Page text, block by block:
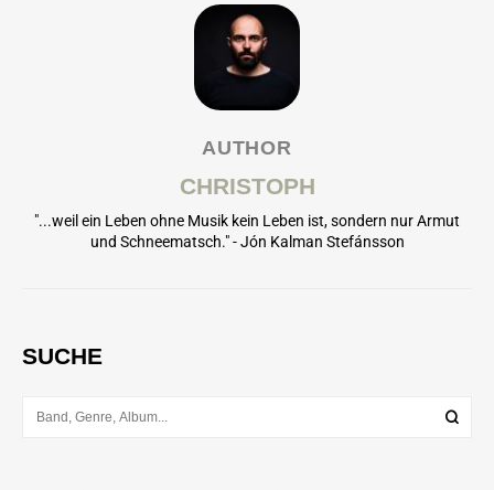
AUTHOR
CHRISTOPH
"...weil ein Leben ohne Musik kein Leben ist, sondern nur Armut
und Schneematsch." - Jón Kalman Stefánsson
SUCHE